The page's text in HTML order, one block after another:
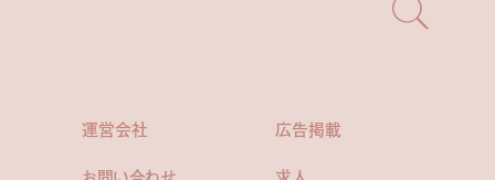
運営会社
広告掲載